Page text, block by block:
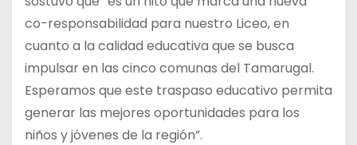
co-responsabilidad para nuestro Liceo, en
cuanto a la calidad educativa que se busca
impulsar en las cinco comunas del Tamarugal.
Esperamos que este traspaso educativo permita
generar las mejores oportunidades para los
niños y jóvenes de la región”.